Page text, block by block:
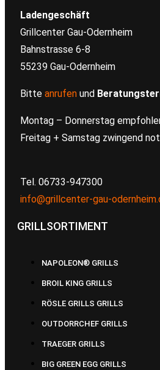
Ladengeschäft
Grillcenter Gau-Odernheim
Bahnstrasse 6-8
55239 Gau-Odernheim
Bitte anrufen und
Montag – Donnerstag
Freitag + Samstag zwingend
Tel. 06733-947300
info@grillcenter-gau-
GRILLSORTIMENT
NAPOLEON® GRILLS
BROIL KING GRILLS
RÖSLE GRILLS GRILLS
OUTDORRCHEF GRILLS
TRAEGER GRILLS
BIG GREEN EGG GRILLS